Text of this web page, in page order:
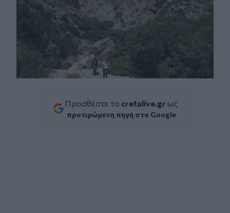
Προσθέστε το cretalive.gr ως
προτιμώμενη πηγή στο Google